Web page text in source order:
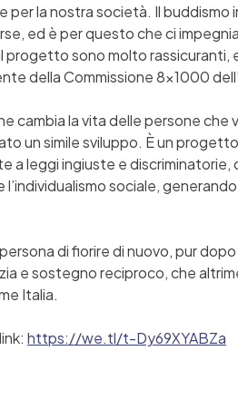
la nostra società. Il buddismo
ed è per questo che ci
sono molto rassicuranti,
della Commissione 8×1000
cambia la vita delle persone che
un simile sviluppo. È un
a leggi ingiuste e
sociale,
di fiorire di nuovo, pur
e sostegno reciproco, che
Italia.
https://we.tl/t-Dy69XYABZa